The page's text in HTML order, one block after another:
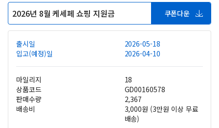
2026년 8월 케세페 쇼핑 지원금 쿠폰다운
출시일
2026-05-18
입고(예정)일
2026-04-10
마일리지
18
상품코드
GD00160578
판매수량
2,367
배송비
3,000원 (3만원 이상 무료
배송)